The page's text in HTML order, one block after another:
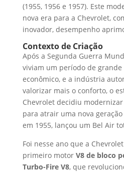
(1955, 1956 e 1957). Este
nova era para a Chevrolet,
inovador, desempenho
Contexto de Criação
Após a Segunda Guerra
viviam um período de
econômico, e a indústria
valorizar mais o conforto, o
Chevrolet decidiu
para atrair uma nova
em 1955, lançou um Bel Air
Foi nesse ano que a
primeiro motor V8 de bloco
Turbo-Fire V8, que